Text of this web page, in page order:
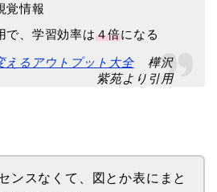
覚情報
で、学習効率は４倍になる
えるアウトプット大全 樺沢
紫苑より引用
ンスなくて、図とか表にまと